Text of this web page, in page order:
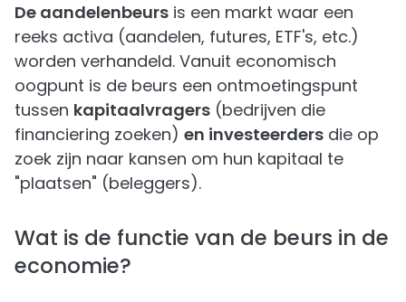
De aandelenbeurs is een markt waar een
reeks activa (aandelen, futures, ETF's, etc.)
worden verhandeld. Vanuit economisch
oogpunt is de beurs een ontmoetingspunt
tussen kapitaalvragers (bedrijven die
financiering zoeken) en investeerders die op
zoek zijn naar kansen om hun kapitaal te
"plaatsen" (beleggers).
Wat is de functie van de beurs in de
economie?